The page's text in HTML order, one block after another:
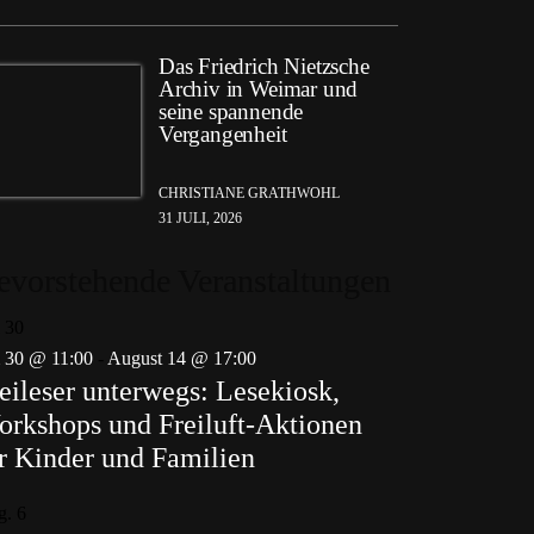
Das Friedrich Nietzsche
Archiv in Weimar und
seine spannende
Vergangenheit
CHRISTIANE GRATHWOHL
31 JULI, 2026
30 @ 11:00
August 14 @ 17:00
unterwegs: Lesekiosk,
und Freiluft-Aktionen
Kinder und Familien